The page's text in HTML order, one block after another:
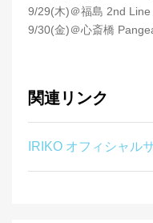
9/29(木)＠福島 2nd
9/30(金)＠心斎橋
関連リンク
IRIKO オフィシャル